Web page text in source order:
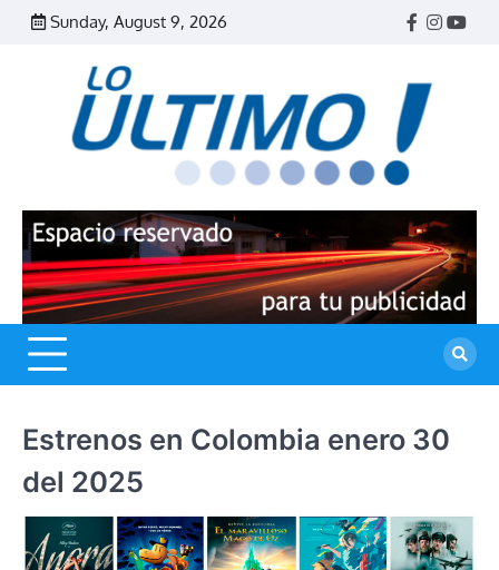
Skip
Sunday, August 9, 2026
Facebook
Estrenos en Colombia enero 30
del 2025